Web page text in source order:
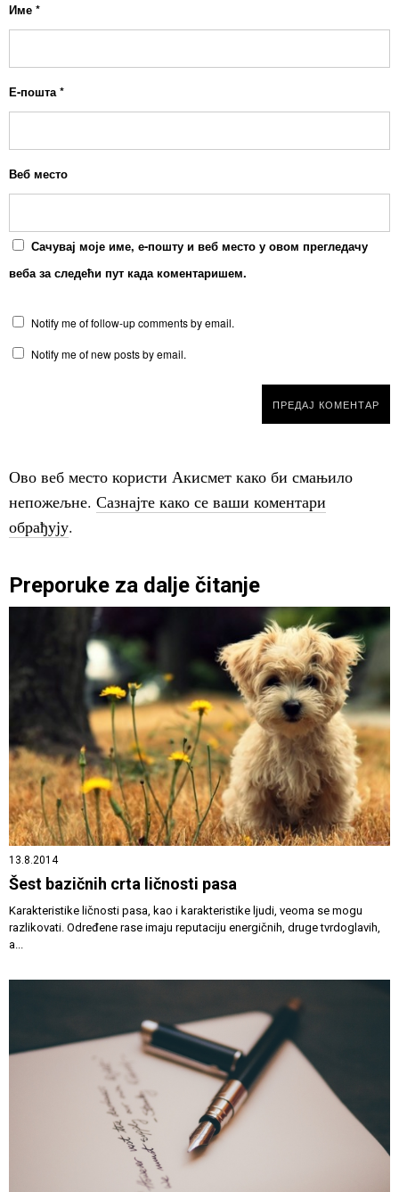
Име *
Е-пошта*
Веб место
Сачувај моје име, е-пошту и веб место у овом прегледачу
веба за следећи пут када коментаришем.
Notify me of follow-up comments by email.
Notify me of new posts by email.
Ово веб место користи Акисмет како би смањило
непожељне. Сазнајте како се ваши коментари
обрађују.
Preporuke za dalje čitanje
13.8.2014
Šest bazičnih crta ličnosti pasa
Karakteristike ličnosti pasa, kao i karakteristike ljudi, veoma se mogu
razlikovati. Određene rase imaju reputaciju energičnih, druge tvrdoglavih,
a...